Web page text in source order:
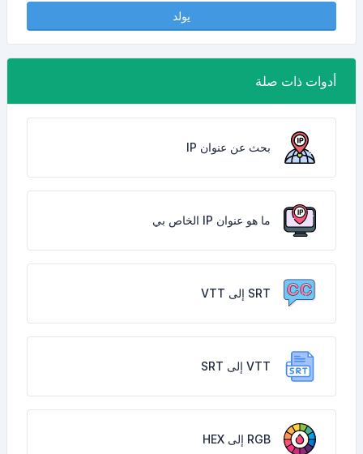
يولد
أدوات ذات صلة
بحث عن عنوان IP
ما هو عنوان IP الخاص بي
SRT إلى VTT
VTT إلى SRT
RGB إلى HEX